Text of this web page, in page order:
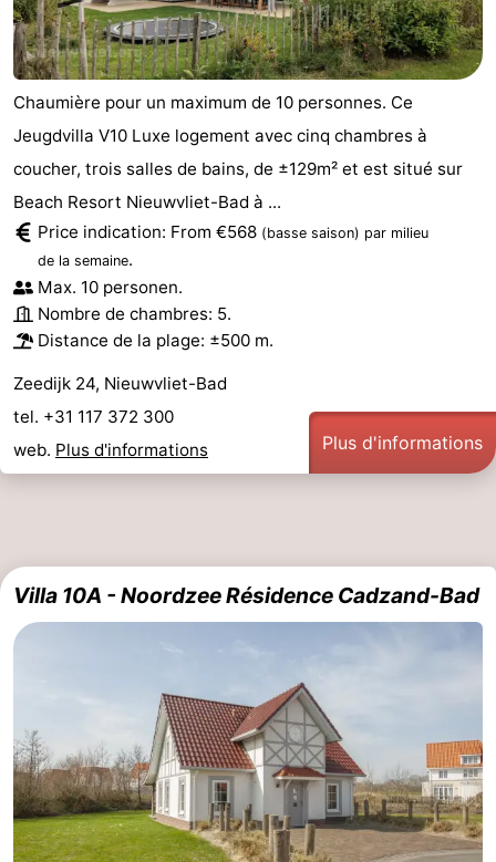
Chaumière pour un maximum de 10 personnes. Ce
Jeugdvilla V10 Luxe logement avec cinq chambres à
coucher, trois salles de bains, de ±129m² et est situé sur
Beach Resort Nieuwvliet-Bad à ...
Price indication: From €568 (basse saison) par milieu
de la semaine.
Max. 10 personen.
Nombre de chambres: 5.
Distance de la plage: ±500 m.
Zeedijk 24, Nieuwvliet-Bad
tel. +31 117 372 300
web. Plus d'informations Plus d'informations
Villa 10A - Noordzee Résidence Cadzand-Bad